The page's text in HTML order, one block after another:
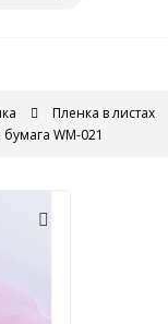
Пленка в листах
WM-021